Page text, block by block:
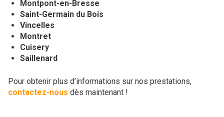
Montpont-en-Bresse
Saint-Germain du Bois
Vincelles
Montret
Cuisery
Saillenard
Pour obtenir plus d’informations sur nos prestations,
contactez-nous dès maintenant !